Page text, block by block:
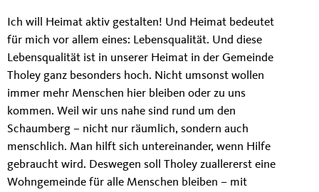
Ich will Heimat aktiv gestalten! Und Heimat bedeutet
für mich vor allem eines: Lebensqualität. Und diese
Lebensqualität ist in unserer Heimat in der Gemeinde
Tholey ganz besonders hoch. Nicht umsonst wollen
immer mehr Menschen hier bleiben oder zu uns
kommen. Weil wir uns nahe sind rund um den
Schaumberg – nicht nur räumlich, sondern auch
menschlich. Man hilft sich untereinander, wenn Hilfe
gebraucht wird. Deswegen soll Tholey zuallererst eine
Wohngemeinde für alle Menschen bleiben – mit